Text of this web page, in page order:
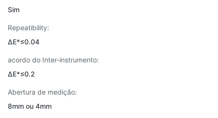
Sim
Repeatibility:
ΔE*≤0.04
acordo do Inter-instrumento:
ΔE*≤0.2
Abertura de medição:
8mm ou 4mm